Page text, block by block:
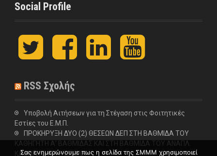
Social Profile
t
i
e
r
F
c
o
L
n
I
y
u
e
RSS Σχολής
Υποβολή Αιτήσεων για τη Στέγαση στις Φοιτητικές
Εστίες του Ε.Μ.Π.
ΠΡΟΚΗΡΥΞΗ ΔΥΟ (2) ΘΕΣΕΩΝ ΔΕΠ ΣΤΗ ΒΑΘΜΙΔΑ ΤΟΥ
ΚΑΘΗΓΗΤΗ Α’ ΒΑΘΜΙΔΑΣ ΚΑΙ ΣΤΗ ΒΑΘΜΙΔΑ ΤΟΥ ΑΝΑΠΛ.
ΚΑΘΗΓΗΤΗ ΣΤΗ ΣΧΟΛΗ
Σας ενημερώνουμε πως η σελίδα της ΣΜΜΜ χρησιμοποιεί